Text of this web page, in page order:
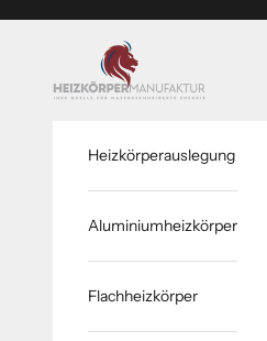
www.heizkoerper-manufaktur.de
Heizkörperauslegung
Aluminiumheizkörper
Flachheizkörper